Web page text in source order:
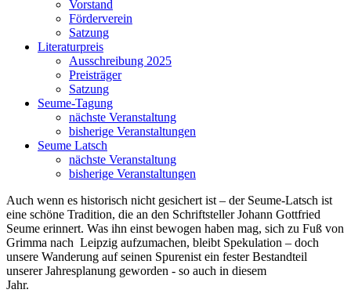
Vorstand
Förderverein
Satzung
Literaturpreis
Ausschreibung 2025
Preisträger
Satzung
Seume-Tagung
nächste Veranstaltung
bisherige Veranstaltungen
Seume Latsch
nächste Veranstaltung
bisherige Veranstaltungen
Auch wenn es historisch nicht gesichert ist – der Seume-Latsch ist
eine schöne Tradition, die an den Schriftsteller Johann Gottfried
Seume erinnert. Was ihn einst bewogen haben mag, sich zu Fuß von
Grimma nach Leipzig aufzumachen, bleibt Spekulation – doch
unsere Wanderung auf seinen Spurenist ein fester Bestandteil
unserer Jahresplanung geworden - so auch in diesem
Jahr.